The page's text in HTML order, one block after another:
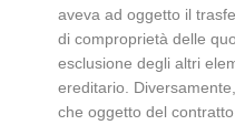
aveva ad oggetto il
di comproprietà delle
esclusione degli altri
ereditario.
che oggetto del